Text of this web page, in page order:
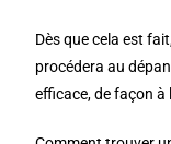
Dès que cela est
procédera au
efficace, de façon à